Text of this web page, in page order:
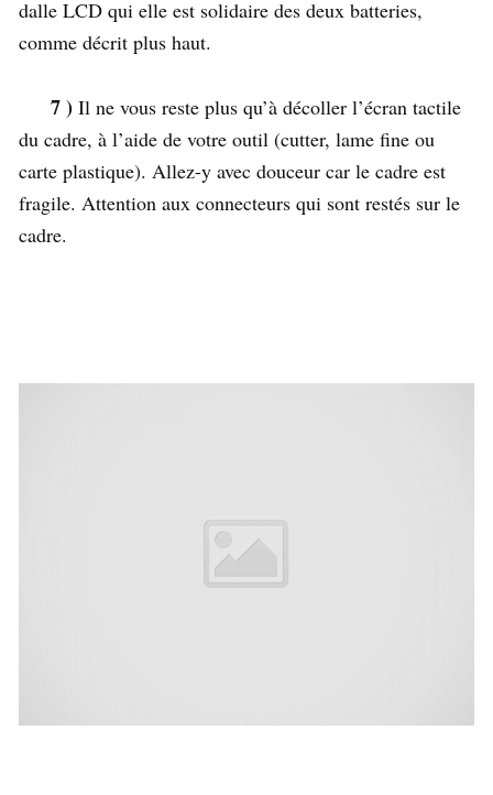
dalle LCD qui elle est solidaire des deux batteries,
comme décrit plus haut.
7 ) Il ne vous reste plus qu’à décoller l’écran tactile
du cadre, à l’aide de votre outil (cutter, lame fine ou
carte plastique). Allez-y avec douceur car le cadre est
fragile. Attention aux connecteurs qui sont restés sur le
cadre.